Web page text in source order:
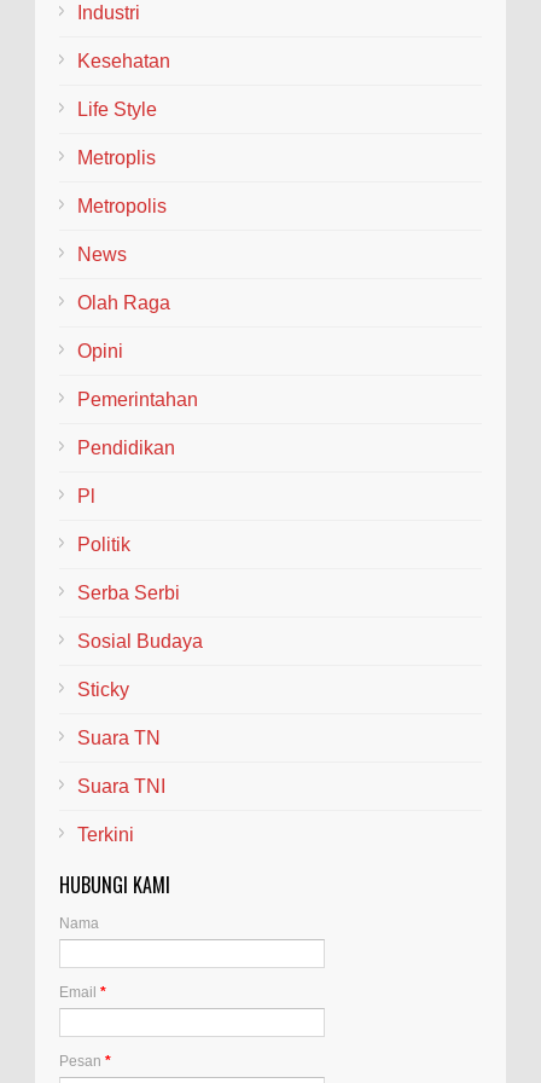
Industri
Kesehatan
Life Style
Metroplis
Metropolis
News
Olah Raga
Opini
Pemerintahan
Pendidikan
Pl
Politik
Serba Serbi
Sosial Budaya
Sticky
Suara TN
Suara TNI
Terkini
HUBUNGI KAMI
Nama
Email *
Pesan *